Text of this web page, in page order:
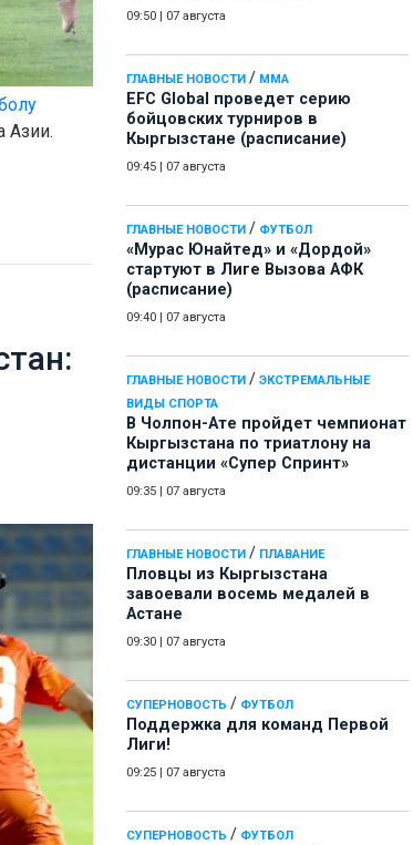
09:50 07 августа
ГЛАВНЫЕ НОВОСТИ / ММА
EFC Global проведет серию
бойцовских турниров в
Кыргызстане (расписание)
09:45 07 августа
ГЛАВНЫЕ НОВОСТИ / ФУТБОЛ
«Мурас Юнайтед» и «Дордой»
стартуют в Лиге Вызова АФК
(расписание)
09:40 07 августа
ГЛАВНЫЕ НОВОСТИ / ЭКСТРЕМАЛЬНЫЕ
ВИДЫ СПОРТА
В Чолпон-Ате пройдет чемпионат
Кыргызстана по триатлону на
дистанции «Супер Спринт»
09:35 07 августа
ГЛАВНЫЕ НОВОСТИ / ПЛАВАНИЕ
Пловцы из Кыргызстана
завоевали восемь медалей в
Астане
09:30 07 августа
СУПЕРНОВОСТЬ / ФУТБОЛ
Поддержка для команд Первой
Лиги!
09:25 07 августа
СУПЕРНОВОСТЬ / ФУТБОЛ
Азии.